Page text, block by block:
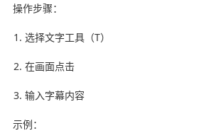
操作步骤：
选择文字工具（T）
在画面点击
输入字幕内容
示例：